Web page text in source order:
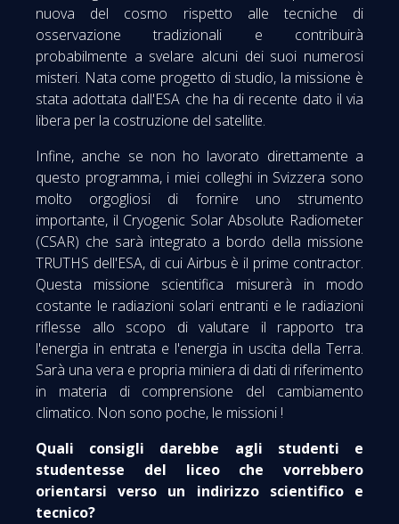
nuova del cosmo rispetto alle tecniche di
osservazione tradizionali e contribuirà
probabilmente a svelare alcuni dei suoi numerosi
misteri. Nata come progetto di studio, la missione è
stata adottata dall'ESA che ha di recente dato il via
libera per la costruzione del satellite.
Infine, anche se non ho lavorato direttamente a
questo programma, i miei colleghi in Svizzera sono
molto orgogliosi di fornire uno strumento
importante, il Cryogenic Solar Absolute Radiometer
(CSAR) che sarà integrato a bordo della missione
TRUTHS dell'ESA, di cui Airbus è il prime contractor.
Questa missione scientifica misurerà in modo
costante le radiazioni solari entranti e le radiazioni
riflesse allo scopo di valutare il rapporto tra
l'energia in entrata e l'energia in uscita della Terra.
Sarà una vera e propria miniera di dati di riferimento
in materia di comprensione del cambiamento
climatico. Non sono poche, le missioni !
Quali consigli darebbe agli studenti e
studentesse del liceo che vorrebbero
orientarsi verso un indirizzo scientifico e
tecnico?